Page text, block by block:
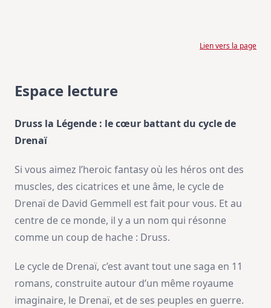
Lien vers la page
Espace lecture
Druss la Légende : le cœur battant du cycle de
Drenaï
Si vous aimez l’heroic fantasy où les héros ont des
muscles, des cicatrices et une âme, le cycle de
Drenaï de David Gemmell est fait pour vous. Et au
centre de ce monde, il y a un nom qui résonne
comme un coup de hache : Druss.
Le cycle de Drenaï, c’est avant tout une saga en 11
romans, construite autour d’un même royaume
imaginaire, le Drenaï, et de ses peuples en guerre.